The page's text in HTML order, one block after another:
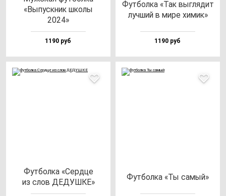
«Выпус­кник шко­лы
2024»
1190 руб
Фут­бол­ка «Так выг­ля­дит
луч­ший в ми­ре хи­мик»
1190 руб
Фут­бол­ка «Сер­дце
из слов ДЕДУШКЕ»
Фут­бол­ка «Ты са­мый»